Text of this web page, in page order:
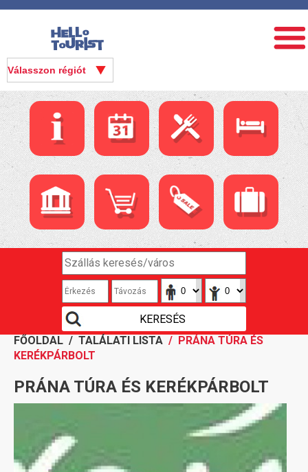
FŐOLDAL / TALÁLATI LISTA / PRÁNA TÚRA ÉS
KERÉKPÁRBOLT
PRÁNA TÚRA ÉS KERÉKPÁRBOLT